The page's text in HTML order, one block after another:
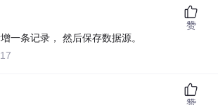
一条记录， 然后保存数据源。
赞
赞